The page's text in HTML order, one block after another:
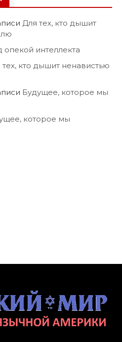
Для тех, кто дышит
опекой интеллекта
тех, кто дышит ненавистью
Будущее, которое мы
которое мы